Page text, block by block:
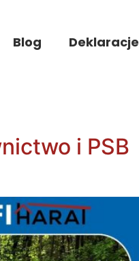
Blog Deklaracje
i PSB